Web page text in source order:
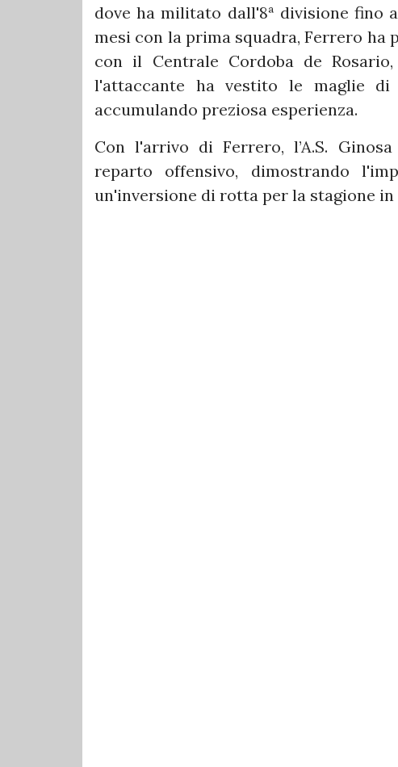
dove ha militato dall'8ª divisione fino
mesi con la prima squadra, Ferrero
con il Centrale Cordoba de
l'attaccante ha vestito le maglie di
accumulando preziosa esperienza.
Con l'arrivo di Ferrero, l’A.S.
reparto offensivo, dimostrando
un'inversione di rotta per la stagione in